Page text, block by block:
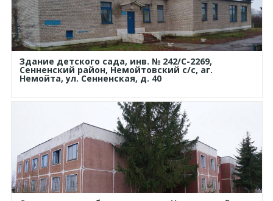
Здание детского сада, инв. № 242/С-2269,
Сенненский район, Немойтовский с/с, аг.
Немойта, ул. Сенненская, д. 40